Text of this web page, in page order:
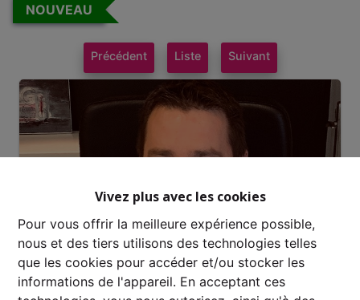
Vivez plus avec les cookies
Pour vous offrir la meilleure expérience possible,
nous et des tiers utilisons des technologies telles
que les cookies pour accéder et/ou stocker les
informations de l'appareil. En acceptant ces
NOUVEAU
Précédent Liste Suivant